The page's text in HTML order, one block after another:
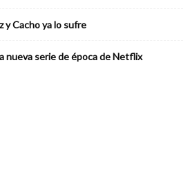
y Cacho ya lo sufre
nueva serie de época de Netflix